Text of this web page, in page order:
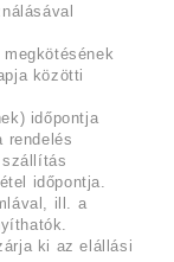
közötti
időpontja
rendelés
szállítás
időpontja.
ill. a
ki az elállási